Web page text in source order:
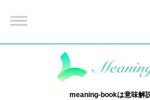
meaning-bookは意味解